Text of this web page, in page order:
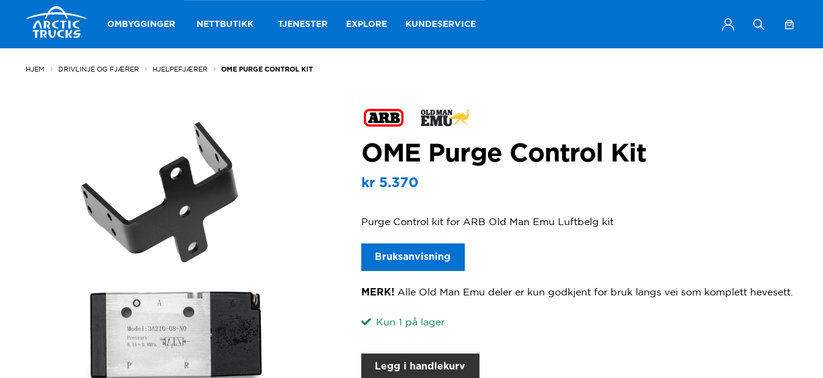
Hopp
til
navigasjon
Hopp
til
innhold
OMBYGGINGER NETTBUTIKK TJENESTER EXPLORE KUNDESERVICE
HJEM DRIVLINJE OG FJÆRER HJELPEFJÆRER OME PURGE CONTROL KIT
OME Purge Control Kit
kr5.370
Purge Control kit for ARB Old Man Emu Luftbelg kit
Bruksanvisning
MERK! Alle Old Man Emu deler er kun godkjent for bruk langs vei som komplett hevesett.
Kun 1 på lager
Legg i handlekurv